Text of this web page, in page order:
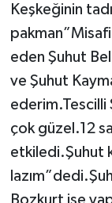
Keşkeğinin
eden Şuhut
ve Şuhut
ederim.Tescilli
çok güzel.12
etkiledi.Şuhut